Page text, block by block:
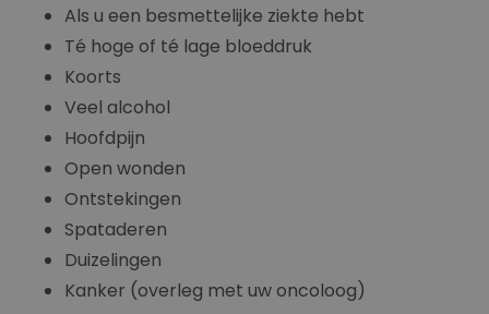
Als u een besmettelijke ziekte hebt
Té hoge of té lage bloeddruk
Koorts
Veel alcohol
Hoofdpijn
Open wonden
Ontstekingen
Spataderen
Duizelingen
Kanker (overleg met uw oncoloog)